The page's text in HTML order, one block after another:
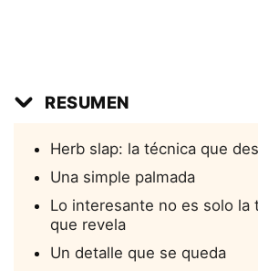
RESUMEN
Herb slap: la técnica que
Una simple palmada
Lo interesante no es solo la
que revela
Un detalle que se queda